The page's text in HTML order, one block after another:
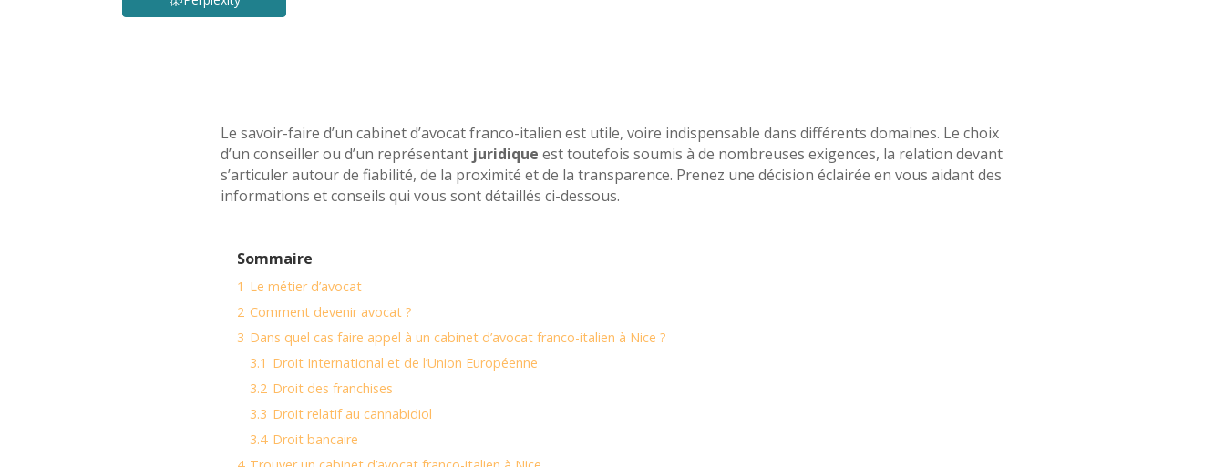
Le savoir-faire d’un cabinet d’avocat franco-italien est utile, voire indispensable dans différents domaines. Le choix
d’un conseiller ou d’un représentant juridique est toutefois soumis à de nombreuses exigences, la relation devant
s’articuler autour de fiabilité, de la proximité et de la transparence. Prenez une décision éclairée en vous aidant des
informations et conseils qui vous sont détaillés ci-dessous.
Sommaire
1 Le métier d’avocat
2 Comment devenir avocat ?
3 Dans quel cas faire appel à un cabinet d’avocat franco-italien à Nice ?
3.1 Droit International et de l’Union Européenne
3.2 Droit des franchises
3.3 Droit relatif au cannabidiol
3.4 Droit bancaire